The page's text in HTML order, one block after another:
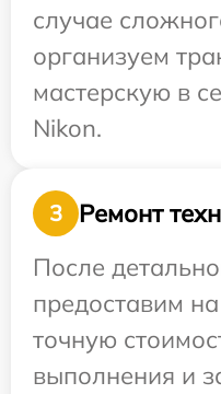
случае
организуем
мастерскую в
Nikon.
3
Ремонт
После
предоставим
точную
выполнения и